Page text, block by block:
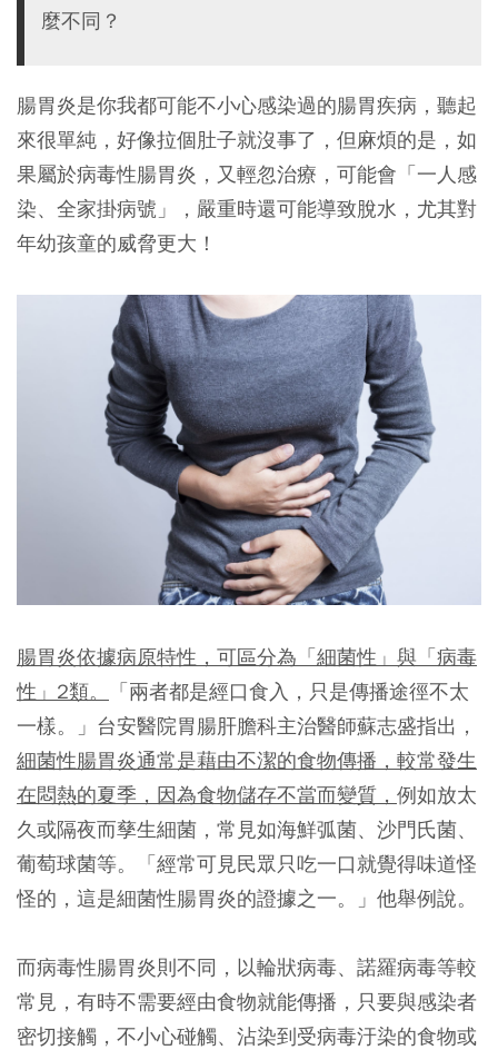
麼不同？
腸胃炎是你我都可能不小心感染過的腸胃疾病，聽起
來很單純，好像拉個肚子就沒事了，但麻煩的是，如
果屬於病毒性腸胃炎，又輕忽治療，可能會「一人感
染、全家掛病號」，嚴重時還可能導致脫水，尤其對
年幼孩童的威脅更大！
腸胃炎依據病原特性，可區分為「細菌性」與「病毒
性」2類。
「兩者都是經口食入，只是傳播途徑不太
一樣。」台安醫院胃腸肝膽科主治醫師蘇志盛指出，
細菌性腸胃炎通常是藉由不潔的食物傳播，較常發生
在悶熱的夏季，因為食物儲存不當而變質， 例如放太
久或隔夜而孳生細菌，常見如海鮮弧菌、沙門氏菌、
葡萄球菌等。「經常可見民眾只吃一口就覺得味道怪
怪的，這是細菌性腸胃炎的證據之一。」他舉例說。
而病毒性腸胃炎則不同，以輪狀病毒、諾羅病毒等較
常見，有時不需要經由食物就能傳播，只要與感染者
密切接觸，不小心碰觸、沾染到受病毒汙染的食物或